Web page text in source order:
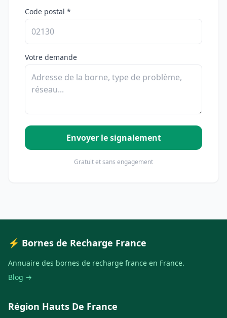
Code postal *
Votre demande
Envoyer le signalement
Gratuit et sans engagement
⚡ Bornes de Recharge France
Annuaire des bornes de recharge france en France.
Blog →
Région Hauts De France